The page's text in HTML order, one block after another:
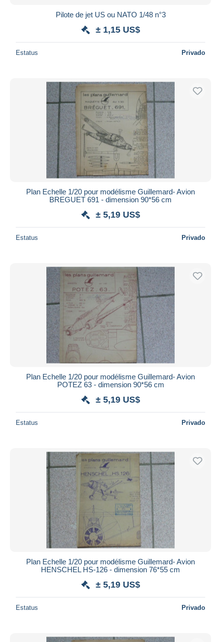
Pilote de jet US ou NATO 1/48 n°3
± 1,15 US$
Estatus Privado
Plan Echelle 1/20 pour modélisme Guillemard- Avion
BREGUET 691 - dimension 90*56 cm
± 5,19 US$
Estatus Privado
Plan Echelle 1/20 pour modélisme Guillemard- Avion
POTEZ 63 - dimension 90*56 cm
± 5,19 US$
Estatus Privado
Plan Echelle 1/20 pour modélisme Guillemard- Avion
HENSCHEL HS-126 - dimension 76*55 cm
± 5,19 US$
Estatus Privado